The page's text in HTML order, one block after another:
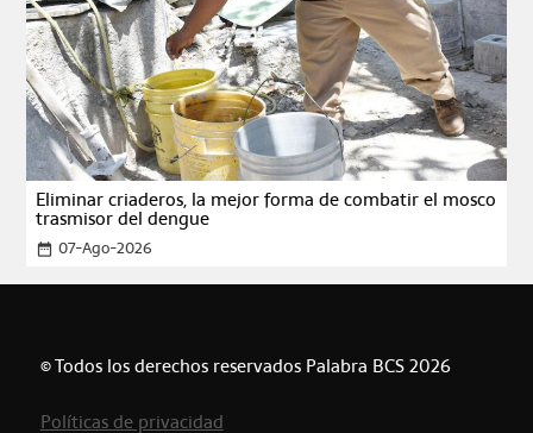
Eliminar criaderos, la mejor forma de combatir el mosco
trasmisor del dengue
date_range 07-Ago-2026
© Todos los derechos reservados Palabra BCS 2026
Políticas de privacidad